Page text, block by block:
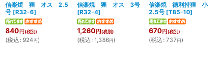
信楽焼 狸 オス 2.5
号 [R32-6]
840 円(税別)
(税込 : 924円)
信楽焼 狸 オス 3号
[R32-4]
1,260 円(税別)
(税込 : 1,386円)
信楽焼 徳利持狸 小
2.5号 [T85-10]
670 円(税別)
(税込 : 737円)